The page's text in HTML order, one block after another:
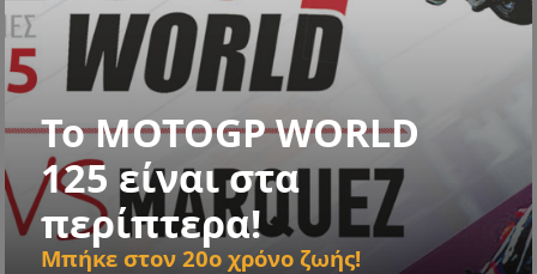
To MOTOGP WORLD
125 είναι στα
περίπτερα!
Μπήκε στον 20ο χρόνο ζωής!